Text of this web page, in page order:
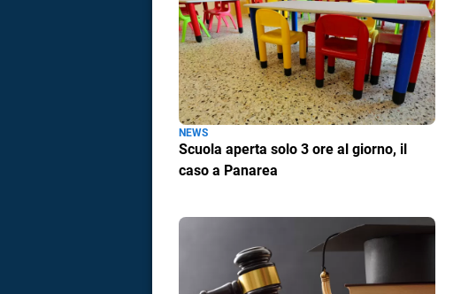
NEWS
Scuola aperta solo 3 ore al giorno, il
caso a Panarea